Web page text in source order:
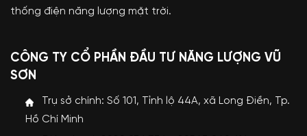
thống điện năng lượng mặt trời.
CÔNG TY CỔ PHẦN ĐẦU TƯ NĂNG LƯỢNG VŨ
SƠN
Trụ sở chính: Số 101, Tỉnh lộ 44A, xã Long Điền, Tp.
Hồ Chí Minh